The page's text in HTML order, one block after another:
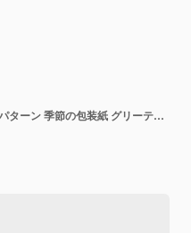
秋のグノムで水彩のシームレスパターン 季節の包装紙 グリーティングカードのパッケージングのためのラスターイラスト 子供の部屋のプレゼントポスター